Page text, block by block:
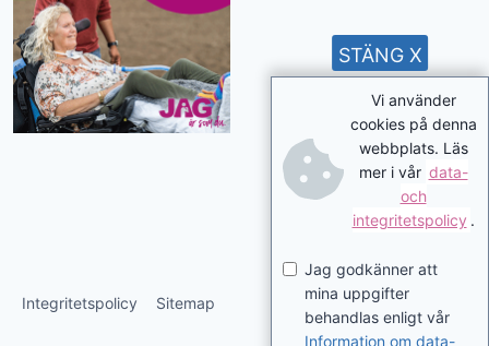
Integritetspolicy Sitemap
Vi använder
cookies på denna
webbplats. Läs
mer i vår data-
och
integritetspolicy .
Jag godkänner att
mina uppgifter
behandlas enligt vår
Information om data-
STÄNG X